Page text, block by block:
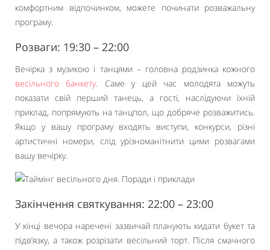
комфортним відпочинком, можете починати розважальну
програму.
Розваги: 19:30 – 22:00
Вечірка з музикою і танцями – головна родзинка кожного
весільного банкету. Саме у цей час молодята можуть
показати свій перший танець, а гості, наслідуючи їхній
приклад, попрямують на танцпол, що добряче розважитись.
Якщо у вашу програму входять виступи, конкурси, різні
артистичні номери, слід урізноманітнити цими розвагами
вашу вечірку.
Закінчення святкування: 22:00 – 23:00
У кінці вечора наречені зазвичай планують кидати букет та
підв’язку, а також розрізати весільний торт. Після смачного